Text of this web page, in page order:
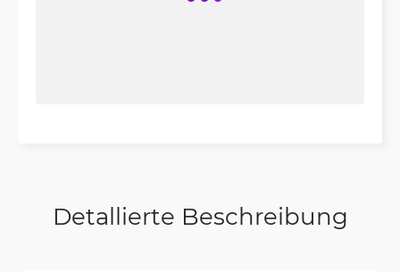
Detallierte Beschreibung